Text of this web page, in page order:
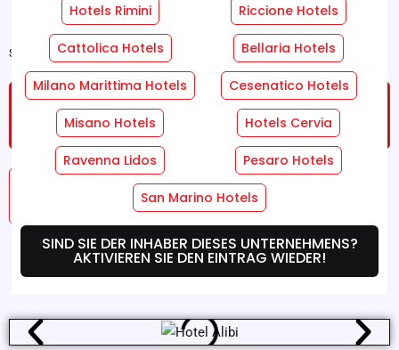
Hotels Rimini Riccione Hotels
Cattolica Hotels Bellaria Hotels
Milano Marittima Hotels Cesenatico Hotels
Misano Hotels Hotels Cervia
Ravenna Lidos Pesaro Hotels
San Marino Hotels
SIND SIE DER INHABER DIESES UNTERNEHMENS?
AKTIVIEREN SIE DEN EINTRAG WIEDER!
Startseite "Einrichtungen" Hotel Alibi
FORDERN SIE EIN KOSTENLOSES UND
UNVERBINDLICHES ANGEBOT AN!
Dienstleistungen
Zimmer-Dienste
Wo Wir Sind Angebote